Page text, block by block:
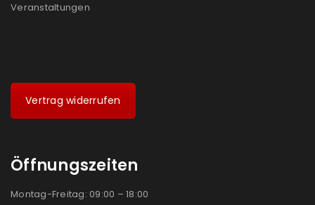
Veranstaltungen
Vertrag widerrufen
Öffnungszeiten
Montag-Freitag: 09:00 – 18:00